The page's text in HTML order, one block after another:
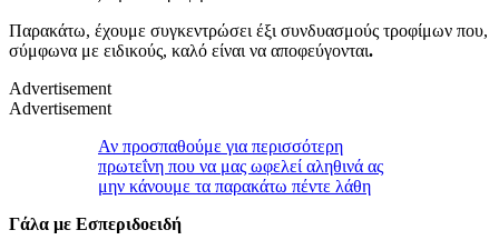
Παρακάτω, έχουμε συγκεντρώσει έξι συνδυασμούς τροφίμων που,
σύμφωνα με ειδικούς, καλό είναι να αποφεύγονται.
Advertisement
Advertisement
Αν προσπαθούμε για περισσότερη
πρωτεΐνη που να μας ωφελεί αληθινά ας
μην κάνουμε τα παρακάτω πέντε λάθη
Γάλα με Εσπεριδοειδή